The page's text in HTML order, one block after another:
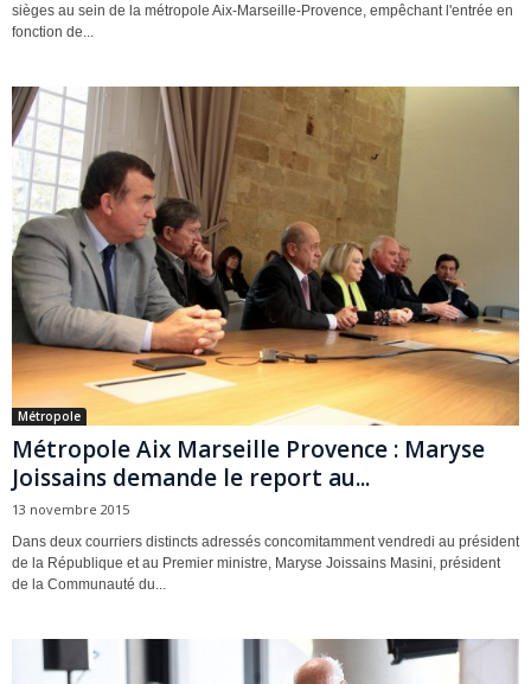
sièges au sein de la métropole Aix-Marseille-Provence, empêchant l'entrée en
fonction de...
Métropole
Métropole Aix Marseille Provence : Maryse
Joissains demande le report au...
13 novembre 2015
Dans deux courriers distincts adressés concomitamment vendredi au président
de la République et au Premier ministre, Maryse Joissains Masini, président
de la Communauté du...